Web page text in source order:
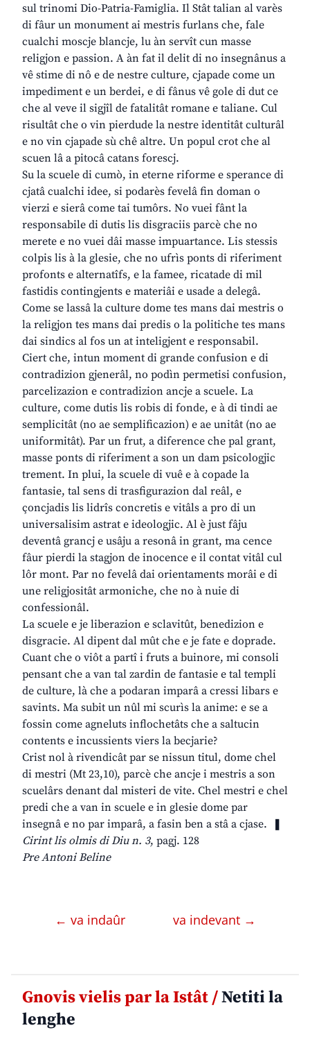
sul trinomi Dio-Patria-Famiglia. Il Stât talian al varès
di fâur un monument ai mestris furlans che, fale
cualchi moscje blancje, lu àn servît cun masse
religjon e passion. A àn fat il delit di no insegnânus a
vê stime di nô e de nestre culture, cjapade come un
impediment e un berdei, e di fânus vê gole di dut ce
che al veve il sigjîl de fatalitât romane e taliane. Cul
risultât che o vin pierdude la nestre identitât culturâl
e no vin cjapade sù chê altre. Un popul crot che al
scuen lâ a pitocâ catans forescj.
Su la scuele di cumò, in eterne riforme e sperance di
cjatâ cualchi idee, si podarès fevelâ fin doman o
vierzi e sierâ come tai tumôrs. No vuei fânt la
responsabile di dutis lis disgraciis parcè che no
merete e no vuei dâi masse impuartance. Lis stessis
colpis lis à la glesie, che no ufrìs ponts di riferiment
profonts e alternatîfs, e la famee, ricatade di mil
fastidis contingjents e materiâi e usade a delegâ.
Come se lassâ la culture dome tes mans dai mestris o
la religjon tes mans dai predis o la politiche tes mans
dai sindics al fos un at inteligjent e responsabil.
Ciert che, intun moment di grande confusion e di
contradizion gjenerâl, no podìn permetisi confusion,
parcelizazion e contradizion ancje a scuele. La
culture, come dutis lis robis di fonde, e à di tindi ae
semplicitât (no ae semplificazion) e ae unitât (no ae
uniformitât). Par un frut, a diference che pal grant,
masse ponts di riferiment a son un dam psicologjic
trement. In plui, la scuele di vuê e à copade la
fantasie, tal sens di trasfigurazion dal reâl, e
çoncjadis lis lidrîs concretis e vitâls a pro di un
universalisim astrat e ideologjic. Al è just fâju
deventâ grancj e usâju a resonâ in grant, ma cence
fâur pierdi la stagjon de inocence e il contat vitâl cul
lôr mont. Par no fevelâ dai orientaments morâi e di
une religjositât armoniche, che no à nuie di
confessionâl.
La scuele e je liberazion e sclavitût, benedizion e
disgracie. Al dipent dal mût che e je fate e doprade.
Cuant che o viôt a partî i fruts a buinore, mi consoli
pensant che a van tal zardin de fantasie e tal templi
de culture, là che a podaran imparâ a cressi libars e
savints. Ma subit un nûl mi scurìs la anime: e se a
fossin come agneluts inflochetâts che a saltucin
contents e incussients viers la becjarie?
Crist nol à rivendicât par se nissun titul, dome chel
di mestri (Mt 23,10), parcè che ancje i mestris a son
scuelârs denant dal misteri de vite. Chel mestri e chel
predi che a van in scuele e in glesie dome par
insegnâ e no par imparâ, a fasin ben a stâ a cjase. ❚
Cirint lis olmis di Diu n. 3, pagj. 128
Pre Antoni Beline
← va indaûr va indevant →
Gnovis vielis par la Istât /Netiti la
lenghe